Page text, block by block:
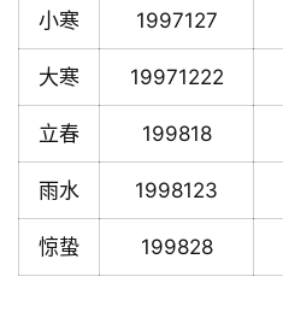
小寒 1997127
大寒 19971222
立春 199818
雨水 1998123
惊蛰 199828